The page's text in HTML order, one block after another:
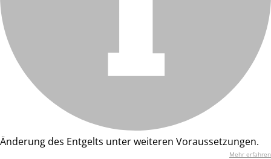
Änderung des Entgelts unter weiteren Voraussetzungen.
Mehr erfahren